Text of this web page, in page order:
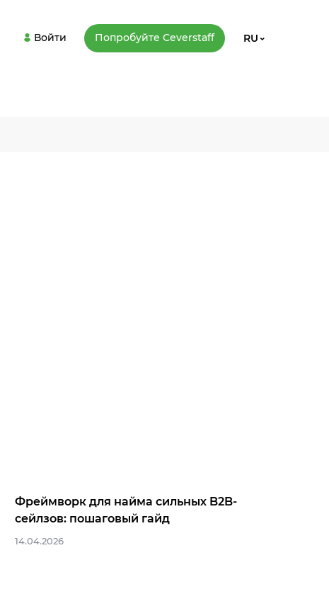
Войти Попробуйте Сeverstaff RU
Фреймворк для найма сильных B2B-
сейлзов: пошаговый гайд
14.04.2026